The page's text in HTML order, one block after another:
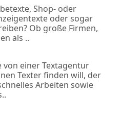
Shop- oder
oder sogar
Ob große Firmen,
als ..
einer Textagentur
Texter finden will, der
Arbeiten sowie